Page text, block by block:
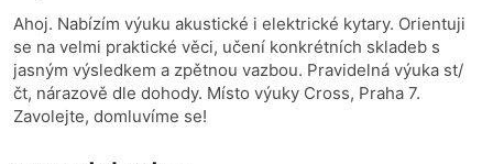
Ahoj. Nabízím výuku akustické i elektrické kytary. Orientuji
se na velmi praktické věci, učení konkrétních skladeb s
jasným výsledkem a zpětnou vazbou. Pravidelná výuka st/
čt, nárazově dle dohody. Místo výuky Cross, Praha 7.
Zavolejte, domluvíme se!